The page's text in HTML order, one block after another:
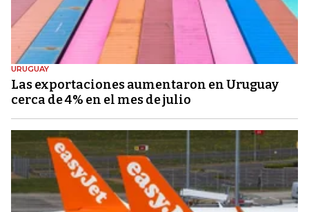
URUGUAY
Las exportaciones aumentaron en Uruguay
cerca de 4% en el mes de julio